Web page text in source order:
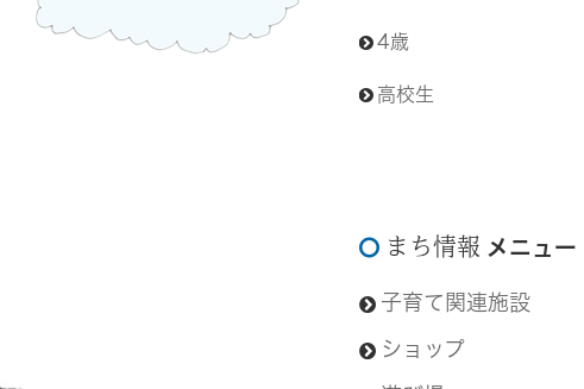
4歳
高校生
まち情報 メニュー
子育て関連施設
ショップ